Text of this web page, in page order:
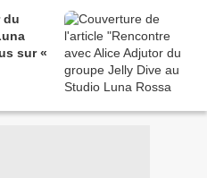
du
sur «